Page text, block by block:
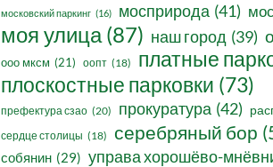
московский паркинг (16) мосприрода (41)
моя улица (87) наш город (39)
ооо мксм (21) оопт (18) платные
плоскостные парковки (73)
префектура сзао (20) прокуратура (42)
сердце столицы (18) серебряный бор
собянин (29) управа хорошёво-